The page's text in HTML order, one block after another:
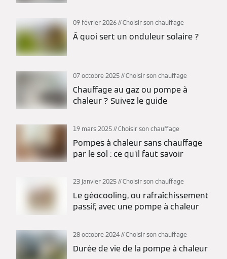
09 février 2026 Choisir son chauffage
À quoi sert un onduleur solaire ?
07 octobre 2025 Choisir son chauffage
Chauffage au gaz ou pompe à
chaleur ? Suivez le guide
19 mars 2025 Choisir son chauffage
Pompes à chaleur sans chauffage
par le sol : ce qu’il faut savoir
23 janvier 2025 Choisir son chauffage
Le géocooling, ou rafraîchissement
passif, avec une pompe à chaleur
28 octobre 2024 Choisir son chauffage
Durée de vie de la pompe à chaleur